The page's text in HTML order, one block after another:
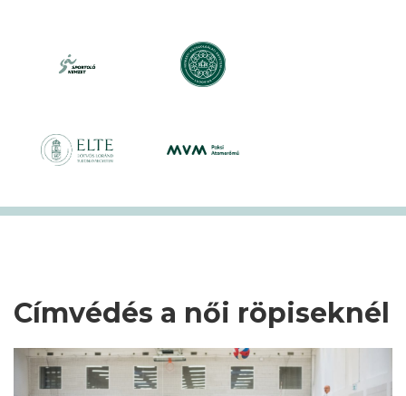
Címvédés a női röpiseknél